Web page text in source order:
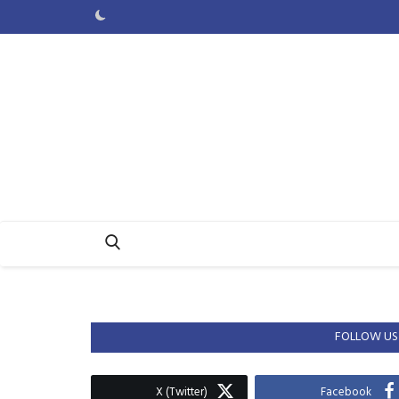
FOLLOW US
Facebook
X (Twitter)